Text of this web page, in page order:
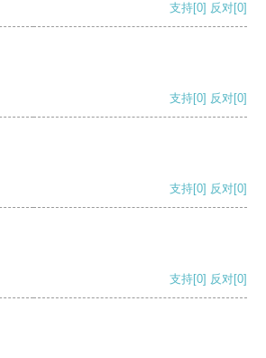
支持[0] 反对[0]
支持[0] 反对[0]
支持[0] 反对[0]
支持[0] 反对[0]